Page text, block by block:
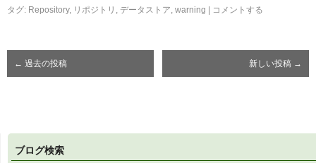
タグ: Repository, リポジトリ , データストア, warning コメントする
← 過去の投稿 新しい投稿 →
ブログ検索